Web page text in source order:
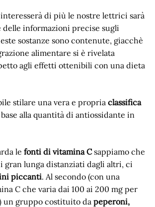
di più le nostre lettrici sarà
delle informazioni precise sugli
sostanze sono contenute, giacchè
alimentare si è rivelata
agli effetti ottenibili con una dieta
stilare una vera e propriaclassifica
alla quantità di antiossidante in
lefonti di vitamina Csappiamo che
gran lunga distanziati dagli altri, ci
piccanti. Al secondo (con una
C che varia dai 100 ai 200 mg per
un gruppo costituito dapeperoni,